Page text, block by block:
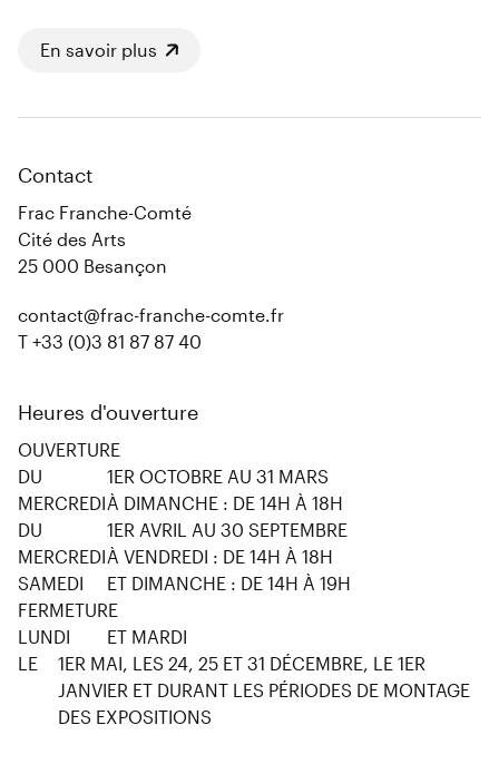
En savoir plus
Contact
Frac Franche-Comté
Cité des Arts
25 000 Besançon
contact@frac-franche-comte.fr
T +33 (0)3 81 87 87 40
Heures d'ouverture
OUVERTURE
DU
1ER OCTOBRE AU 31 MARS
MERCREDIÀ DIMANCHE : DE 14H À 18H
DU
1ER AVRIL AU 30 SEPTEMBRE
MERCREDIÀ VENDREDI : DE 14H À 18H
SAMEDI
ET DIMANCHE : DE 14H À 19H
FERMETURE
LUNDI
ET MARDI
LE
1ER MAI, LES 24, 25 ET 31 DÉCEMBRE, LE 1ER
JANVIER ET DURANT LES PÉRIODES DE MONTAGE
DES EXPOSITIONS